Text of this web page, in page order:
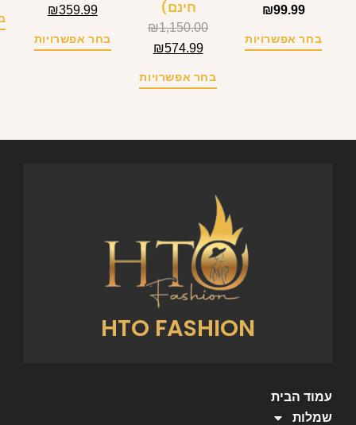
₪99.99
בחר אפשרויות
חינם)
₪1,150.00
₪574.99
בחר אפשרויות
₪359.99
בחר אפשרויות
HTO FASHION
עמוד הבית
שמלות